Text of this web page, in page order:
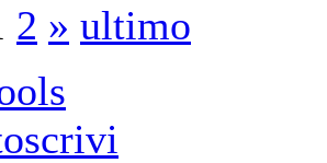
2 » ultimo